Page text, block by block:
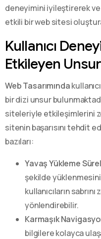
deneyimini iyileştirerek
etkili bir web sitesi
Kullanıcı
Etkileyen
Web Tasarımında
bir dizi unsur
siteleriyle etkileşimlerini
sitenin başarısını tehdit
bazıları:
Yavaş Yükleme
şekilde
kullanıcıların
yönlendirebilir.
Karmaşık
bilgilere kolayca